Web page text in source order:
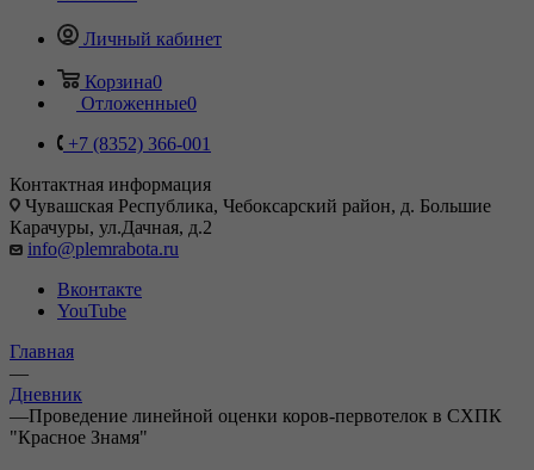
Личный кабинет
Корзина0
Отложенные0
+7 (8352) 366-001
Контактная информация
Чувашская Республика, Чебоксарский район, д. Большие
Карачуры, ул.Дачная, д.2
info@plemrabota.ru
Вконтакте
YouTube
Главная
—
Дневник
—Проведение линейной оценки коров-первотелок в СХПК
"Красное Знамя"